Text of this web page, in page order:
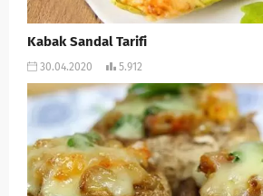
Kabak Sandal Tarifi
30.04.2020 5.912